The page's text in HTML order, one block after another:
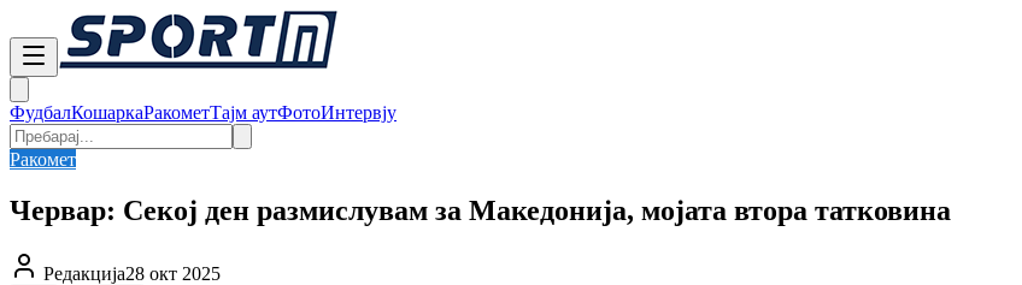
ФудбалКошаркаРакометТајм аутФотоИнтервју
Ракомет
Червар: Секој ден размислувам за Македонија, мојата втора татковина
Редакција28 окт 2025